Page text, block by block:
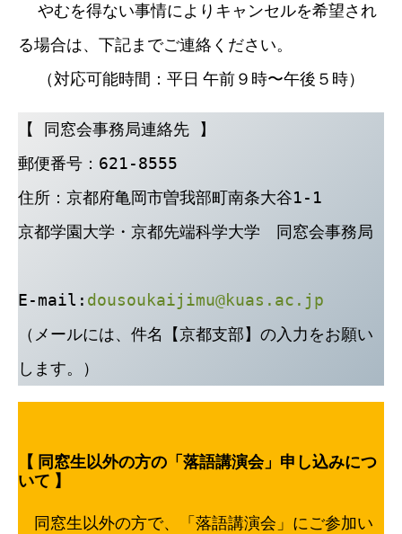
やむを得ない事情によりキャンセルを希望され
る場合は、下記までご連絡ください。
（対応可能時間：平日 午前９時〜午後５時）
【 同窓会事務局連絡先 】
郵便番号：621-8555
住所：京都府亀岡市曽我部町南条大谷1-1
京都学園大学・京都先端科学大学　同窓会事務局
E-mail: dousoukaijimu@kuas.ac.jp
（メールには、件名【京都支部】の入力をお願い
します。）
【 同窓生以外の方の「落語講演会」申し込みにつ
いて 】
同窓生以外の方で、「落語講演会」にご参加い